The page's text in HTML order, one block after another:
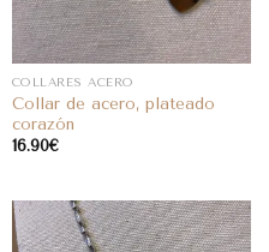
COLLARES ACERO
Collar de acero, plateado
corazón
16.90€